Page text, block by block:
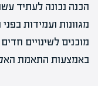
הכנה נכונה לעתיד
מגוונות ועמידות
מוכנים לשינויים
באמצעות התאמת